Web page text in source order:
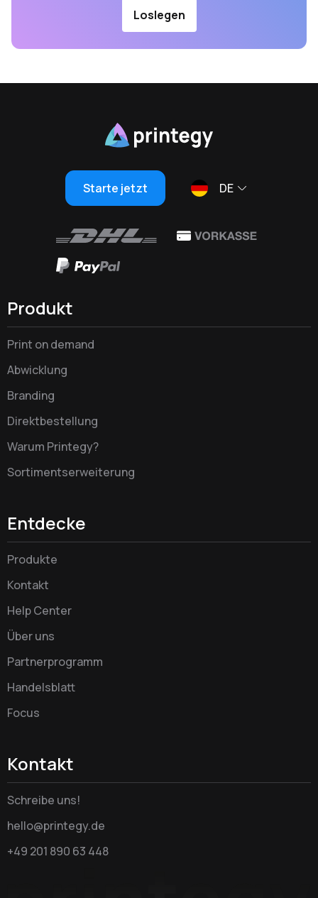
Loslegen
Starte jetzt DE
Produkt
Print on demand
Abwicklung
Branding
Direktbestellung
Warum Printegy?
Sortimentserweiterung
Entdecke
Produkte
Kontakt
Help Center
Über uns
Partnerprogramm
Handelsblatt
Focus
Kontakt
Schreibe uns!
hello@printegy.de
+49 201 890 63 448